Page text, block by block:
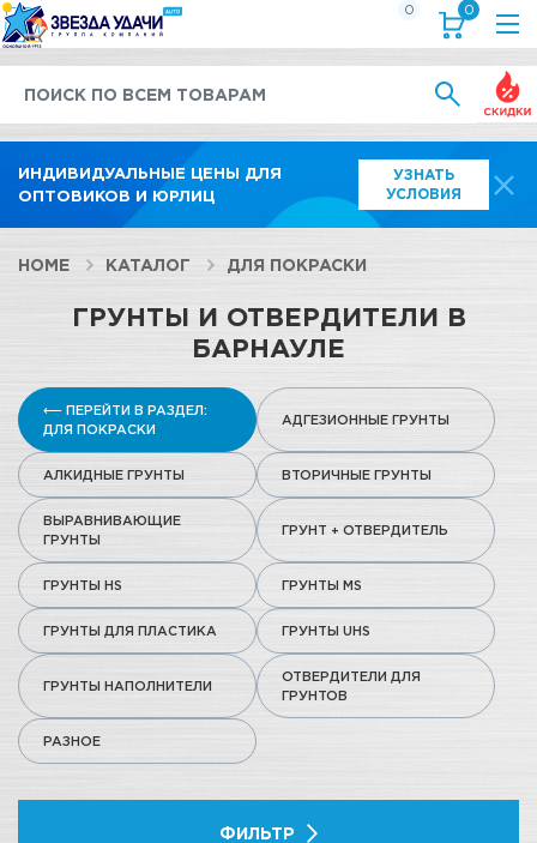
ИНДИВИДУАЛЬНЫЕ ЦЕНЫ ДЛЯ
ОПТОВИКОВ И ЮРЛИЦ
УЗНАТЬ
УСЛОВИЯ
0 0
HOME КАТАЛОГ ДЛЯ ПОКРАСКИ
ГРУНТЫ И ОТВЕРДИТЕЛИ В
БАРНАУЛЕ
⟵ ПЕРЕЙТИ В РАЗДЕЛ:
ДЛЯ ПОКРАСКИ
АДГЕЗИОННЫЕ ГРУНТЫ
АЛКИДНЫЕ ГРУНТЫ ВТОРИЧНЫЕ ГРУНТЫ
ВЫРАВНИВАЮЩИЕ
ГРУНТЫ
ГРУНТ + ОТВЕРДИТЕЛЬ
ГРУНТЫ HS ГРУНТЫ MS
ГРУНТЫ ДЛЯ ПЛАСТИКА ГРУНТЫ UHS
ГРУНТЫ НАПОЛНИТЕЛИ
ОТВЕРДИТЕЛИ ДЛЯ
ГРУНТОВ
РАЗНОЕ
ФИЛЬТР